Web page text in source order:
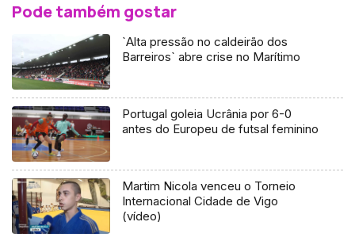
Pode também gostar
`Alta pressão no caldeirão dos
Barreiros` abre crise no Marítimo
Portugal goleia Ucrânia por 6-0
antes do Europeu de futsal feminino
Martim Nicola venceu o Torneio
Internacional Cidade de Vigo
(vídeo)